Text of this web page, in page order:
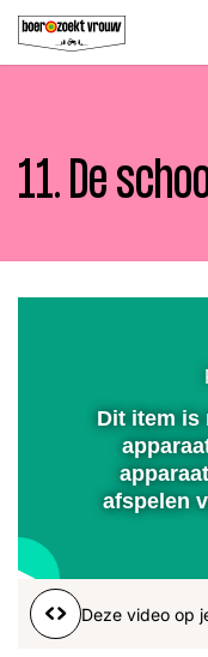
Overslaan en naar de
Waar
Boeren
11. De
00:01
Dit item is
afspelen
Deze video op